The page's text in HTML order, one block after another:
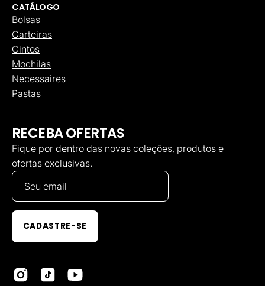
CATÁLOGO
Bolsas
Carteiras
Cintos
Mochilas
Necessaires
Pastas
RECEBA OFERTAS
Fique por dentro das novas coleções, produtos e
ofertas exclusivas.
CADASTRE-SE